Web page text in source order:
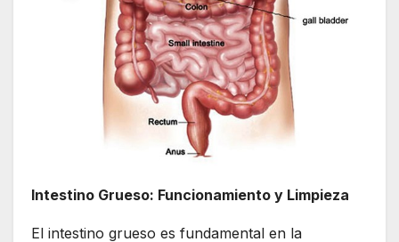
Intestino Grueso: Funcionamiento y Limpieza
El intestino grueso es fundamental en la